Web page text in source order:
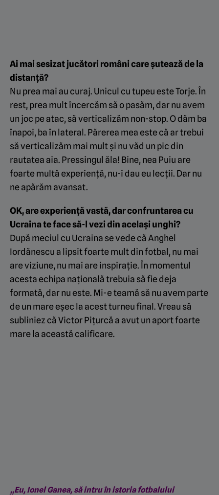
Ai mai sesizat jucători români care șutează de la
distanță?
Nu prea mai au curaj. Unicul cu tupeu este Torje. În
rest, prea mult încercăm să o pasăm, dar nu avem
un joc pe atac, să verticalizăm non-stop. O dăm ba
înapoi, ba în lateral. Părerea mea este că ar trebui
să verticalizăm mai mult și nu văd un pic din
rautatea aia. Pressingul ăla! Bine, nea Puiu are
foarte multă experiență, nu-i dau eu lecții. Dar nu
ne apărăm avansat.
OK, are experiență vastă, dar confruntarea cu
Ucraina te face să-l vezi din același unghi?
După meciul cu Ucraina se vede că Anghel
Iordănescu a lipsit foarte mult din fotbal, nu mai
are viziune, nu mai are inspirație. În momentul
acesta echipa națională trebuia să fie deja
formată, dar nu este. Mi-e teamă să nu avem parte
de un mare eșec la acest turneu final. Vreau să
subliniez că Victor Pițurcă a avut un aport foarte
mare la această calificare.
„Eu, Ionel Ganea, să intru în istoria fotbalului